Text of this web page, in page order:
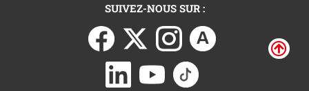
SUIVEZ-NOUS SUR :